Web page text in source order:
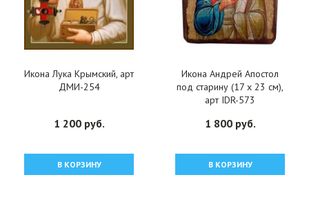
Икона Лука Крымский, арт
ДМИ-254
1 200 руб.
В КОРЗИНУ
Икона Андрей Апостол
под старину (17 х 23 см),
арт IDR-573
1 800 руб.
В КОРЗИНУ